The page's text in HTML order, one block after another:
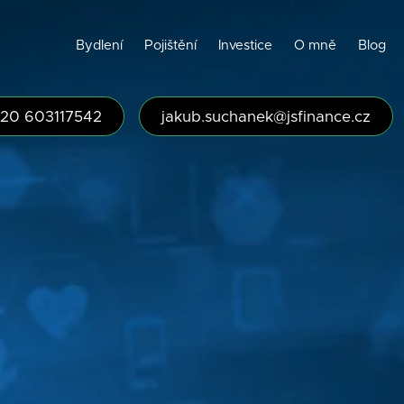
Bydlení Pojištění Investice O mně Blog
603117542 jakub.suchanek@jsfinance.cz